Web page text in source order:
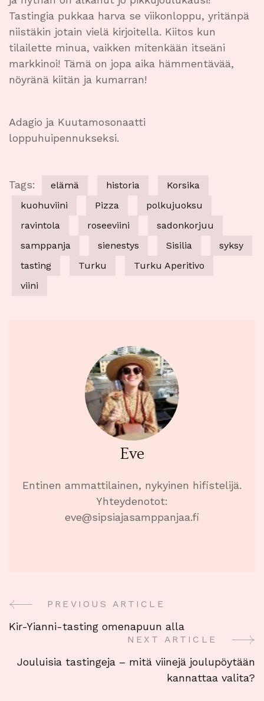
Tastingia pukkaa harva se viikonloppu, yritänpä
niistäkin jotain vielä kirjoitella. Kiitos kun
tilailette minua, vaikken mitenkään itseäni
markkinoi! Tämä on jopa aika hämmentävää,
nöyränä kiitän ja kumarran!
Adagio ja Kuutamosonaatti
loppuhuipennukseksi.
Tags: elämä historia
Korsika
kuohuviini
Pizza
polkujuoksu
ravintola
roseeviini
sadonkorjuu
samppanja
sienestys Sisilia
syksy
tasting
Turku
Turku Aperitivo
viini
Eve
Entinen ammattilainen, nykyinen hifistelijä.
Yhteydenotot:
eve@sipsiajasamppanjaa.fi
PostPREVIOUS ARTICLE
Kir-Yianni-tasting omenapuun alla
NEXT ARTICLE
Jouluisia tastingeja – mitä viinejä joulupöytään
kannattaa valita?